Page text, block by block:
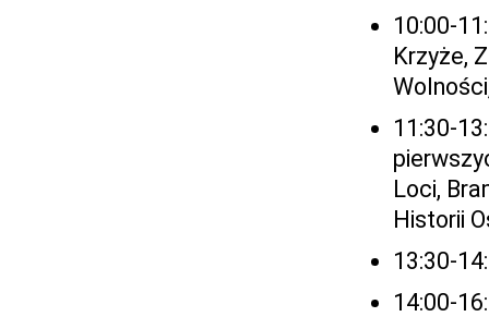
10:00-
Krzyże,
11:30-
Loci,
Historii
13:30-
14:00-